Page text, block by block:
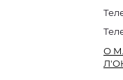
О